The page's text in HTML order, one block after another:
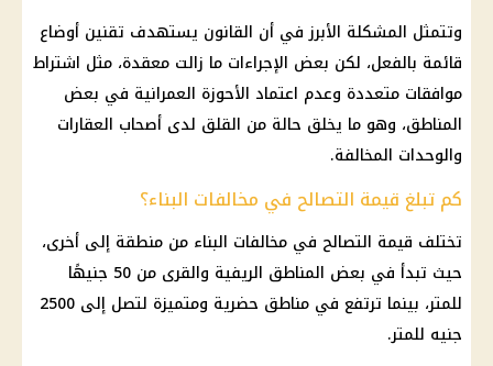
وتتمثل المشكلة الأبرز في أن القانون يستهدف تقنين أوضاع
قائمة بالفعل، لكن بعض الإجراءات ما زالت معقدة، مثل اشتراط
موافقات متعددة وعدم اعتماد الأحوزة العمرانية في بعض
المناطق، وهو ما يخلق حالة من القلق لدى أصحاب العقارات
والوحدات المخالفة.
كم تبلغ قيمة التصالح في مخالفات البناء؟
تختلف قيمة التصالح في مخالفات البناء من منطقة إلى أخرى،
حيث تبدأ في بعض المناطق الريفية والقرى من 50 جنيهًا
للمتر، بينما ترتفع في مناطق حضرية ومتميزة لتصل إلى 2500
جنيه للمتر.